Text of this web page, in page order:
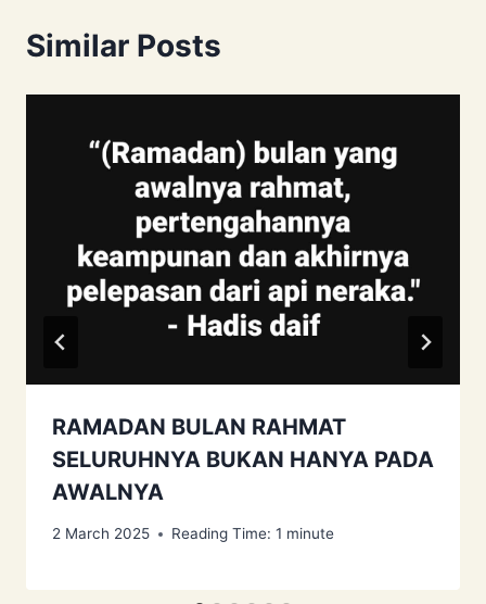
Similar Posts
RAMADAN BULAN RAHMAT
SELURUHNYA BUKAN HANYA PADA
AWALNYA
2 March 2025 Reading Time: 1 minute